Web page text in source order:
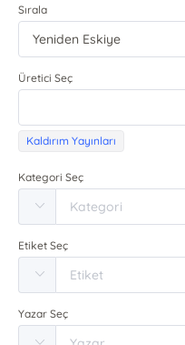
Sırala
Üretici Seç
Kaldırım Yayınları
Kategori Seç
Etiket Seç
Yazar Seç